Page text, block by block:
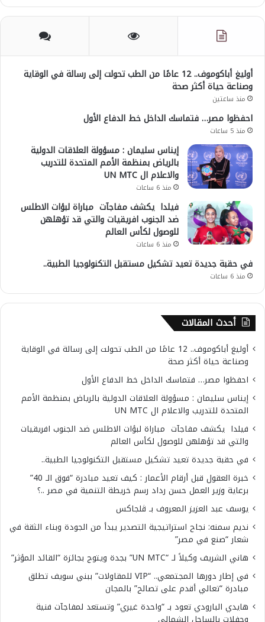
أوليغ أباكوموف.. 12 عامًا من الطب تحولت إلى رسالة في الوقاية
وصناعة حياة أكثر صحة
منذ ساعتين
احفظوا مصر… فتماسك الداخل خط الدفاع الأول
منذ 5 ساعات
إيناس سليمان : مسؤولة العلاقات الدولية
بالرياض بمنظمة الأمم المتحدة للتدريب
والاعلام ال UN MTC
منذ 6 ساعات
فيلدا يكشف مفاجآت مباراة لبؤات الاطلس
ضد الجنوب افريقيات والتي قد تؤهلهن
للوصول لكأس العالم
منذ 6 ساعات
في حقبة جديدة تعيد تشكيل مستقبل التكنولوجيا الطبية..
منذ 6 ساعات
أحدث المقالات
أوليغ أباكوموف.. 12 عامًا من الطب تحولت إلى رسالة في الوقاية
وصناعة حياة أكثر صحة
احفظوا مصر… فتماسك الداخل خط الدفاع الأول
إيناس سليمان : مسؤولة العلاقات الدولية بالرياض بمنظمة الأمم
المتحدة للتدريب والاعلام ال UN MTC
فيلدا يكشف مفاجآت مباراة لبؤات الاطلس ضد الجنوب افريقيات
والتي قد تؤهلهن للوصول لكأس العالم
في حقبة جديدة تعيد تشكيل مستقبل التكنولوجيا الطبية..
خبرة العقول قبل أرقام الأعمار : كيف تعيد مبادرة “فوق الـ 40”
برعاية وزير العمل حسن رداد رسم خريطة التنمية في مصر ..؟
يوسف عبد العزيز المعروف بـ ڤلجاكس
نديم سمنه: نجاح استراتيجية التصدير يبدأ من الجودة وبناء الثقة في
شعار “صنع في مصر”
هاني الشريف وكيلاً لـ “UN MTC” بجدة ويتوج بجائزة “القائد المؤثر”
في إطار دورها المجتمعي.. “VIP للمقاولات” ببني سويف تطلق
مبادرة “تعالي أقدم على تصالح” بالمجان
هايدي البارودي تعود بـ “واحدة غيري” وتستعد لمفاجآت فنية